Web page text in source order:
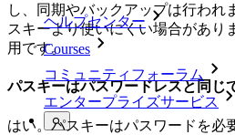
ヘルプセンター
Courses
コミュニティフォーラム
エンタープライズサービス
し、同期やバックアップは行われ
スキーより使いにくい場合があり
用です。
パスキーはパスワードレスと同じ
はい。パスキーはパスワードを必